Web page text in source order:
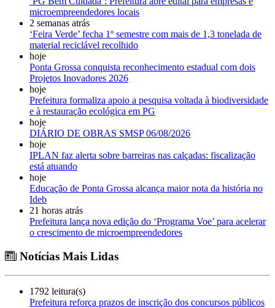
microempreendedores locais
2 semanas atrás
‘Feira Verde’ fecha 1º semestre com mais de 1,3 tonelada de
material reciclável recolhido
hoje
Ponta Grossa conquista reconhecimento estadual com dois
Projetos Inovadores 2026
hoje
Prefeitura formaliza apoio a pesquisa voltada à biodiversidade
e à restauração ecológica em PG
hoje
DIÁRIO DE OBRAS SMSP 06/08/2026
hoje
IPLAN faz alerta sobre barreiras nas calçadas: fiscalização
está atuando
hoje
Educação de Ponta Grossa alcança maior nota da história no
Ideb
21 horas atrás
Prefeitura lança nova edição do ‘Programa Voe’ para acelerar
o crescimento de microempreendedores
Notícias Mais Lidas
1792 leitura(s)
Prefeitura reforça prazos de inscrição dos concursos públicos